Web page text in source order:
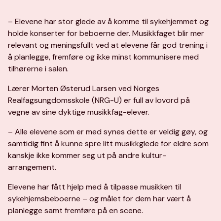
– Elevene har stor glede av å komme til sykehjemmet og
holde konserter for beboerne der. Musikkfaget blir mer
relevant og meningsfullt ved at elevene får god trening i
å planlegge, fremføre og ikke minst kommunisere med
tilhørerne i salen.
Lærer Morten Østerud Larsen ved Norges
Realfagsungdomsskole (NRG-U) er full av lovord på
vegne av sine dyktige musikkfag-elever.
– Alle elevene som er med synes dette er veldig gøy, og
samtidig fint å kunne spre litt musikkglede for eldre som
kanskje ikke kommer seg ut på andre kultur-
arrangement.
Elevene har fått hjelp med å tilpasse musikken til
sykehjemsbeboerne – og målet for dem har vært å
planlegge samt fremføre på en scene.